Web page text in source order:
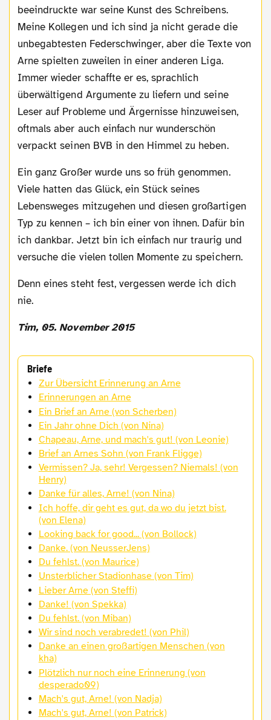
beeindruckte war seine Kunst des Schreibens.
Meine Kollegen und ich sind ja nicht gerade die
unbegabtesten Federschwinger, aber die Texte von
Arne spielten zuweilen in einer anderen Liga.
Immer wieder schaffte er es, sprachlich
überwältigend Argumente zu liefern und seine
Leser auf Probleme und Ärgernisse hinzuweisen,
oftmals aber auch einfach nur wunderschön
verpackt seinen BVB in den Himmel zu heben.
Ein ganz Großer wurde uns so früh genommen.
Viele hatten das Glück, ein Stück seines
Lebensweges mitzugehen und diesen großartigen
Typ zu kennen – ich bin einer von ihnen. Dafür bin
ich dankbar. Jetzt bin ich einfach nur traurig und
versuche die vielen tollen Momente zu speichern.
Denn eines steht fest, vergessen werde ich dich
nie.
Tim, 05. November 2015
Briefe
Zur Übersicht Erinnerung an Arne
Erinnerungen an Arne
Ein Brief an Arne (von Scherben)
Ein Jahr ohne Dich (von Nina)
Chapeau, Arne, und mach's gut! (von Leonie)
Brief an Arnes Sohn (von Frank Fligge)
Vermissen? Ja, sehr! Vergessen? Niemals! (von
Henry)
Danke für alles, Arne! (von Nina)
Ich hoffe, dir geht es gut, da wo du jetzt bist.
(von Elena)
Looking back for good... (von Bollock)
Danke. (von NeusserJens)
Du fehlst. (von Maurice)
Unsterblicher Stadionhase (von Tim)
Lieber Arne (von Steffi)
Danke! (von Spekka)
Du fehlst. (von Miban)
Wir sind noch verabredet! (von Phil)
Danke an einen großartigen Menschen (von
kha)
Plötzlich nur noch eine Erinnerung (von
desperado09)
Mach's gut, Arne! (von Nadja)
Mach's gut, Arne! (von Patrick)